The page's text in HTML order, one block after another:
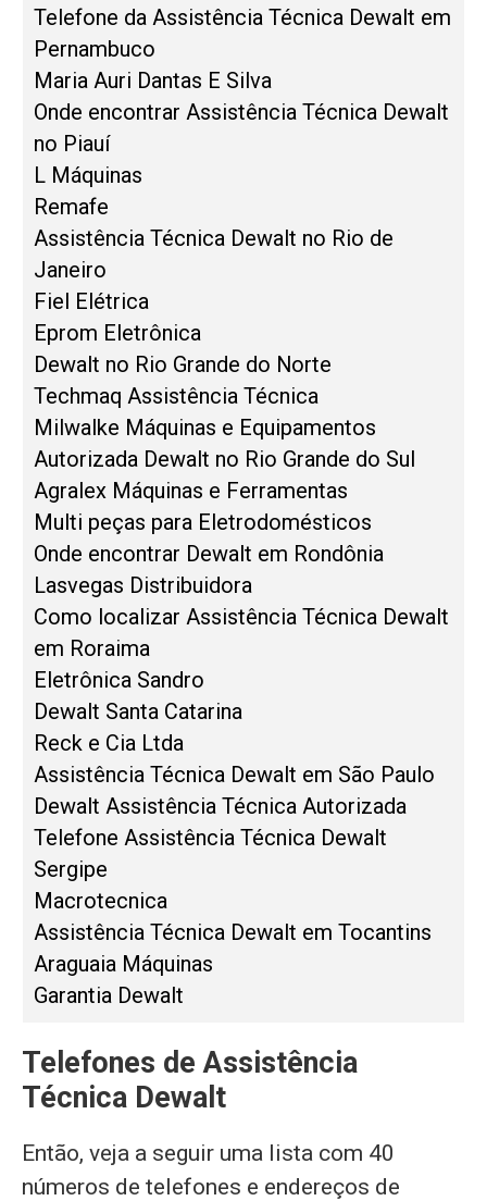
Telefone da Assistência Técnica Dewalt em
Pernambuco
Maria Auri Dantas E Silva
Onde encontrar Assistência Técnica Dewalt
no Piauí
L Máquinas
Remafe
Assistência Técnica Dewalt no Rio de
Janeiro
Fiel Elétrica
Eprom Eletrônica
Dewalt no Rio Grande do Norte
Techmaq Assistência Técnica
Milwalke Máquinas e Equipamentos
Autorizada Dewalt no Rio Grande do Sul
Agralex Máquinas e Ferramentas
Multi peças para Eletrodomésticos
Onde encontrar Dewalt em Rondônia
Lasvegas Distribuidora
Como localizar Assistência Técnica Dewalt
em Roraima
Eletrônica Sandro
Dewalt Santa Catarina
Reck e Cia Ltda
Assistência Técnica Dewalt em São Paulo
Dewalt Assistência Técnica Autorizada
Telefone Assistência Técnica Dewalt
Sergipe
Macrotecnica
Assistência Técnica Dewalt em Tocantins
Araguaia Máquinas
Garantia Dewalt
Telefones de Assistência
Técnica Dewalt
Então, veja a seguir uma lista com 40
números de telefones e endereços de